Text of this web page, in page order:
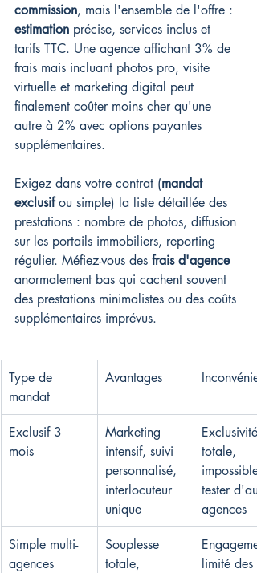
commission, mais l'ensemble de l'offre :
estimation précise, services inclus et
tarifs TTC. Une agence affichant 3% de
frais mais incluant photos pro, visite
virtuelle et marketing digital peut
finalement coûter moins cher qu'une
autre à 2% avec options payantes
supplémentaires.
Exigez dans votre contrat (mandat
exclusif ou simple) la liste détaillée des
prestations : nombre de photos, diffusion
sur les portails immobiliers, reporting
régulier. Méfiez-vous des frais d'agence
anormalement bas qui cachent souvent
des prestations minimalistes ou des coûts
supplémentaires imprévus.
Type de
mandat
Avantages
Exclusif 3
mois
Marketing
intensif, suivi
personnalisé,
interlocuteur
unique
Exclusivité
totale,
tester
agences
Simple multi-
agences
Souplesse
totale,
limité des